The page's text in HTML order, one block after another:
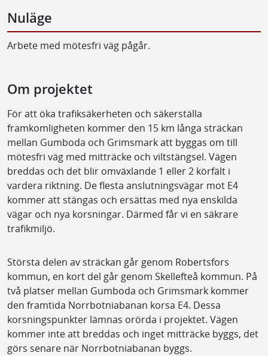
Nuläge
Arbete med mötesfri väg pågår.
Om projektet
För att öka trafiksäkerheten och säkerställa
framkomligheten kommer den 15 km långa sträckan
mellan Gumboda och Grimsmark att byggas om till
mötesfri väg med mitträcke och viltstängsel. Vägen
breddas och det blir omväxlande 1 eller 2 körfält i
vardera riktning. De flesta anslutningsvägar mot E4
kommer att stängas och ersättas med nya enskilda
vägar och nya korsningar. Därmed får vi en säkrare
trafikmiljö.
Största delen av sträckan går genom Robertsfors
kommun, en kort del går genom Skellefteå kommun. På
två platser mellan Gumboda och Grimsmark kommer
den framtida Norrbotniabanan korsa E4. Dessa
korsningspunkter lämnas orörda i projektet. Vägen
kommer inte att breddas och inget mitträcke byggs, det
görs senare när Norrbotniabanan byggs.